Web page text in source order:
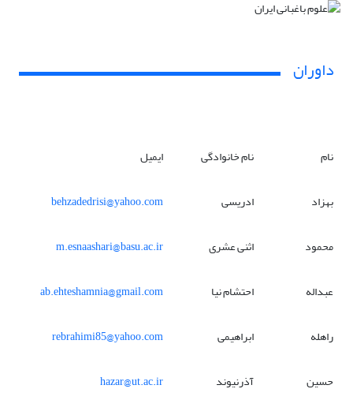
داوران
نام نام خانوادگی ایمیل
بهزاد ادریسی behzadedrisi@yahoo.com
محمود اثنی عشری m.esnaashari@basu.ac.ir
عبداله احتشام نیا ab.ehteshamnia@gmail.com
راهله ابراهیمی rebrahimi85@yahoo.com
حسین آذرنیوند hazar@ut.ac.ir